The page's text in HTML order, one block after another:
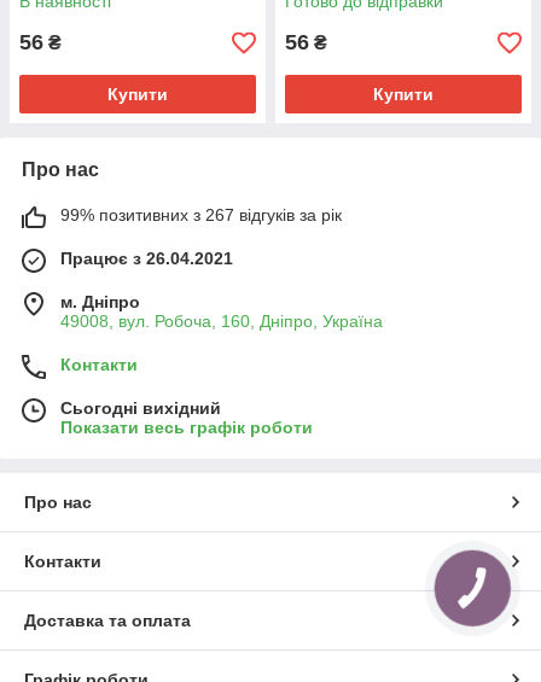
56 ₴
Купити
56 ₴
Купити
Про нас
99% позитивних з 267 відгуків за рік
Працює з 26.04.2021
м. Дніпро
49008, вул. Робоча, 160, Дніпро, Україна
Контакти
Сьогодні вихідний
Показати весь графік роботи
Про нас
Контакти
Доставка та оплата
КНОПКА
ЗВ'ЯЗКУ